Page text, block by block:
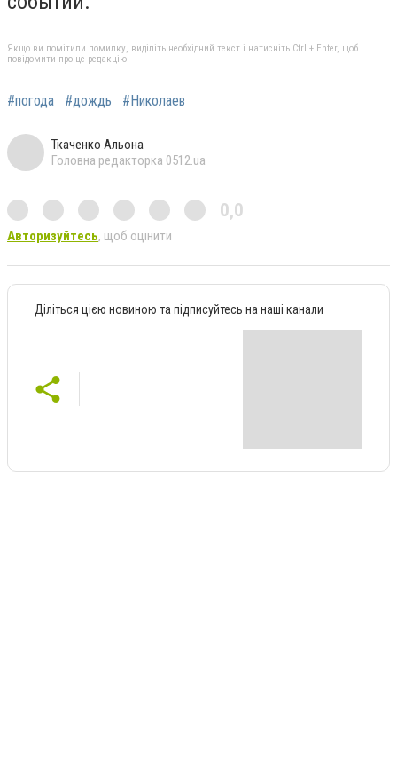
Якщо ви помітили помилку, виділіть необхідний текст і натисніть Ctrl + Enter, щоб
повідомити про це редакцію
#погода #дождь #Николаев
Ткаченко Альона
Головна редакторка 0512.ua
0,0
Авторизуйтесь, щоб оцінити
Діліться цією новиною та підписуйтесь на наші канали